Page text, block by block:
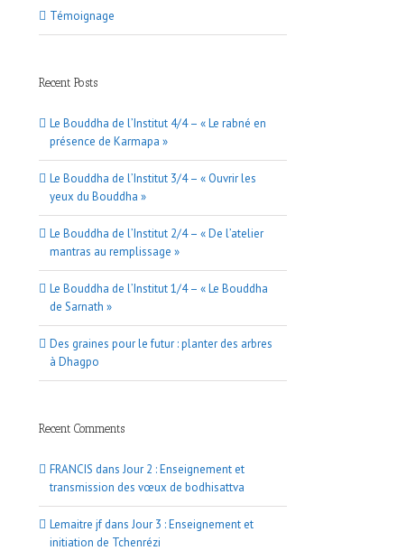
Témoignage
Recent Posts
Le Bouddha de l’Institut 4/4 – « Le rabné en
présence de Karmapa »
Le Bouddha de l’Institut 3/4 – « Ouvrir les
yeux du Bouddha »
Le Bouddha de l’Institut 2/4 – « De l’atelier
mantras au remplissage »
Le Bouddha de l’Institut 1/4 – « Le Bouddha
de Sarnath »
Des graines pour le futur : planter des arbres
à Dhagpo
Recent Comments
FRANCIS dans Jour 2 : Enseignement et
transmission des vœux de bodhisattva
Lemaitre jf dans Jour 3 : Enseignement et
initiation de Tchenrézi